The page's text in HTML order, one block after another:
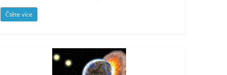
Čtěte více